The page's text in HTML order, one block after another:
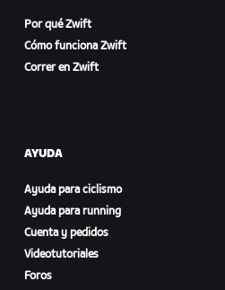
Por qué Zwift
Cómo funciona Zwift
Correr en Zwift
AYUDA
Ayuda para ciclismo
Ayuda para running
Cuenta y pedidos
Videotutoriales
Foros